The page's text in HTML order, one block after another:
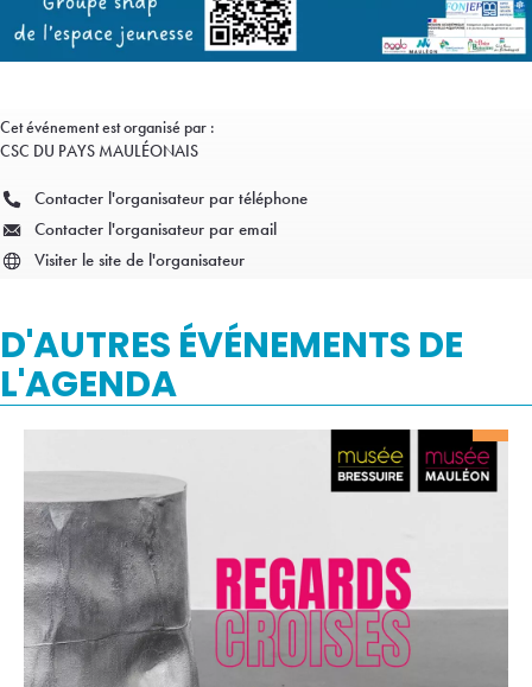
Cet événement est organisé par :
CSC DU PAYS MAULÉONAIS
Contacter l'organisateur par téléphone
Contacter l'organisateur par email
Visiter le site de l'organisateur
D'AUTRES ÉVÉNEMENTS DE
L'AGENDA